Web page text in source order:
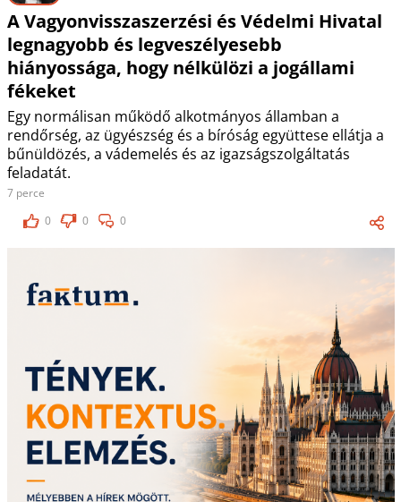
A Vagyonvisszaszerzési és Védelmi Hivatal
legnagyobb és legveszélyesebb
hiányossága, hogy nélkülözi a jogállami
fékeket
Egy normálisan működő alkotmányos államban a
rendőrség, az ügyészség és a bíróság együttese ellátja a
bűnüldözés, a vádemelés és az igazságszolgáltatás
feladatát.
7 perce
0
0 0